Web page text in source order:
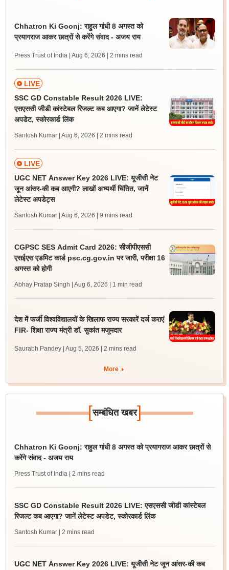
Chhatron Ki Goonj: राहुल गांधी 8 अगस्त को
प्रयागराज आकर छात्रों से करेंगे संवाद - अजय राय
Press Trust of India | Aug 6, 2026 | 2 mins read
LIVE
SSC GD Constable Result 2026 LIVE:
एसएससी जीडी कांस्टेबल रिजल्ट कब आएगा? जानें लेटेस्ट
अपडेट, स्कोरकार्ड लिंक
Santosh Kumar | Aug 6, 2026 | 2 mins read
LIVE
UGC NET Answer Key 2026 LIVE: यूजीसी नेट
जून आंसर-की कब आएगी? लाखों अभ्यर्थी चिंतित, जानें
लेटेस्ट अपडेट्स
Santosh Kumar | Aug 6, 2026 | 9 mins read
CGPSC SES Admit Card 2026: सीजीपीएससी
एसईएस एडमिट कार्ड psc.cg.gov.in पर जारी, परीक्षा 16
अगस्त को होगी
Abhay Pratap Singh | Aug 6, 2026 | 1 min read
देश में फर्जी विश्वविद्यालयों के खिलाफ राज्य सरकारें दर्ज कराएं
FIR- शिक्षा राज्य मंत्री डॉ. सुकांत मजूमदार
Saurabh Pandey | Aug 5, 2026 | 2 mins read
More
[सम्बंधित खबर]
Chhatron Ki Goonj: राहुल गांधी 8 अगस्त को प्रयागराज आकर छात्रों से
करेंगे संवाद - अजय राय
Press Trust of India | 2 mins read
SSC GD Constable Result 2026 LIVE: एसएससी जीडी कांस्टेबल
रिजल्ट कब आएगा? जानें लेटेस्ट अपडेट, स्कोरकार्ड लिंक
Santosh Kumar | 2 mins read
UGC NET Answer Key 2026 LIVE: यूजीसी नेट जून आंसर-की कब